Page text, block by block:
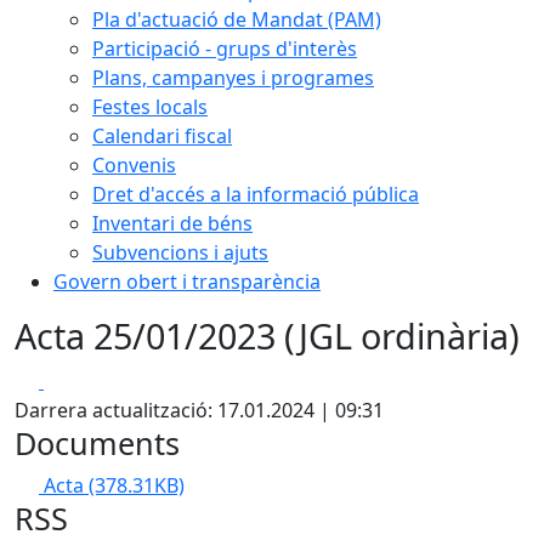
Pla d'actuació de Mandat (PAM)
Participació - grups d'interès
Plans, campanyes i programes
Festes locals
Calendari fiscal
Convenis
Dret d'accés a la informació pública
Inventari de béns
Subvencions i ajuts
Govern obert i transparència
Acta 25/01/2023 (JGL ordinària)
Darrera actualització: 17.01.2024 | 09:31
Documents
Acta (378.31KB)
RSS